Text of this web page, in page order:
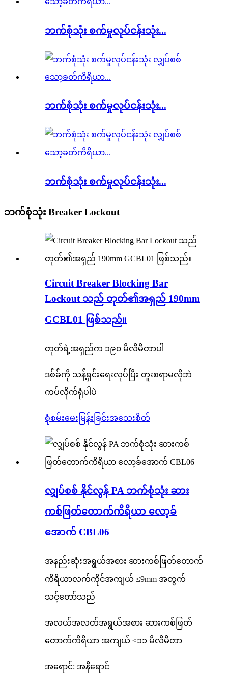
ဘက်စုံသုံး စက်မှုလုပ်ငန်းသုံး...
ဘက်စုံသုံး စက်မှုလုပ်ငန်းသုံး...
ဘက်စုံသုံး စက်မှုလုပ်ငန်းသုံး...
ဘက်စုံသုံး Breaker Lockout
Circuit Breaker Blocking Bar
Lockout သည် တုတ်၏အရှည် 190mm
GCBL01 ဖြစ်သည်။
တုတ်ရဲ့အရှည်က ၁၉၀ မီလီမီတာပါ
ဒစ်ခ်ကို သန့်ရှင်းရေးလုပ်ပြီး တူးစရာမလိုဘဲ
ကပ်လိုက်ရုံပါပဲ
စုံစမ်းမေးမြန်းခြင်းအသေးစိတ်
လျှပ်စစ် နိုင်လွန် PA ဘက်စုံသုံး ဆား
ကစ်ဖြတ်တောက်ကိရိယာ လော့ခ်
အောက် CBL06
အနည်းဆုံးအရွယ်အစား ဆားကစ်ဖြတ်တောက်
ကိရိယာလက်ကိုင်အကျယ် ≤9mm အတွက်
သင့်တော်သည်
အလယ်အလတ်အရွယ်အစား ဆားကစ်ဖြတ်
တောက်ကိရိယာ အကျယ် ≤၁၁ မီလီမီတာ
အရောင်: အနီရောင်